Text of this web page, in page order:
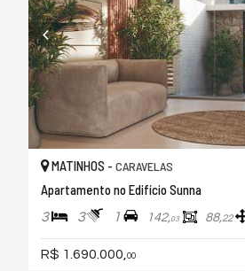
MATINHOS - CARAVELAS
Apartamento no Edifício Sunna
3 3 1 142,03 88,22
R$ 1.690.000,00